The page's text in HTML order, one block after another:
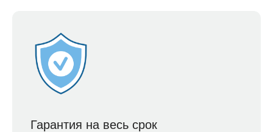
Гарантия на весь срок